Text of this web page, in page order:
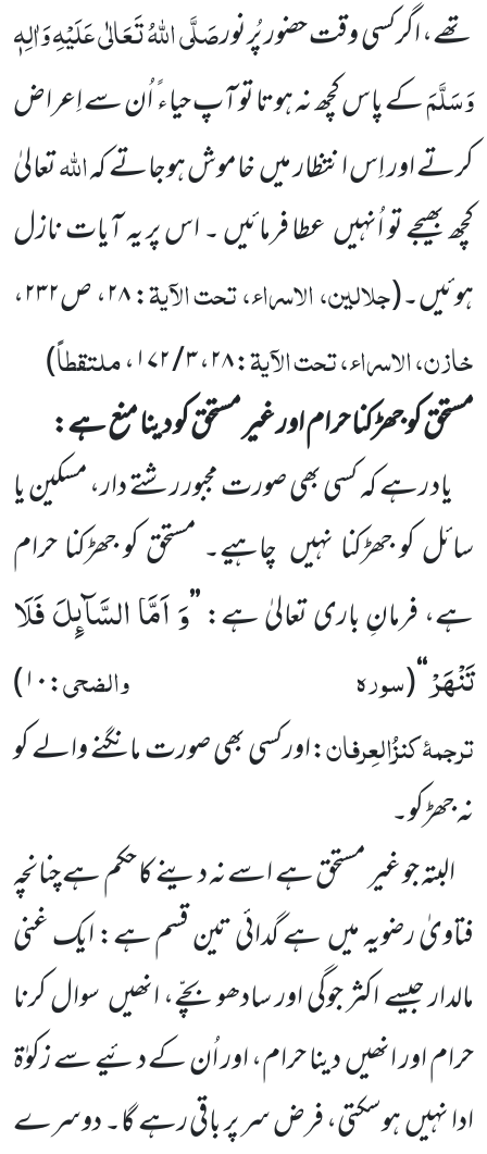
تھے، اگرکسی وقت حضور پُرنورصَلَّی اللّٰہُ تَعَالٰیعَلَیْہِ وَاٰلِہٖ
وَسَلَّمَکے پاس کچھ نہ ہوتا تو آپ حیاء ً اُن سے اِعراض
کرتے اور اِس انتظار میںخاموش ہوجاتے کہاللّٰہتعالیٰ
کچھبھیجے تو اُنہیںعطا فرمائیں ۔ اس پر یہ آیات نازل
ہوئیں۔(جلالین، الاسراء، تحت الآیۃ:۲۸، ص۲۳۲،
خازن، الاسراء، تحت الآیۃ:۲۸،۳ / ۱۷۲ ،ملتقطاً)
مستحق کو جھڑکنا حرام اور غیر مستحق کو دینا منع ہے:
یاد رہے کہ کسی بھی صورت مجبور رشتے دار، مسکین یا
سائل کو جھڑکنا نہیں چاہیے۔ مستحق کو جھڑکنا حرام
ہے، فرمانِ باری تعالیٰ ہے:’’وَ اَمَّا السَّآىٕلَ فَلَا
تَنْهَرْ‘‘
(سورہ والضحی:۱۰)
ترجمۂکنزُالعِرفان:اورکسی بھی صورت مانگنے والے کو
نہ جھڑکو۔
البتہ جو غیر مستحق ہے اسے نہ دینے کا حکم ہے چنانچہ
فتاویٰ رضویہ میںہے گدائی تین قسم ہے: ایک غنی
مالدار جیسے اکثر جوگی اور سادھو بچّے، انھیںسوال کرنا
حرام اور انھیںدینا حرام، اور اُن کے دئیے سے زکوٰۃ
ادا نہیںہوسکتی، فرض سر پر باقی رہے گا۔ دوسرے